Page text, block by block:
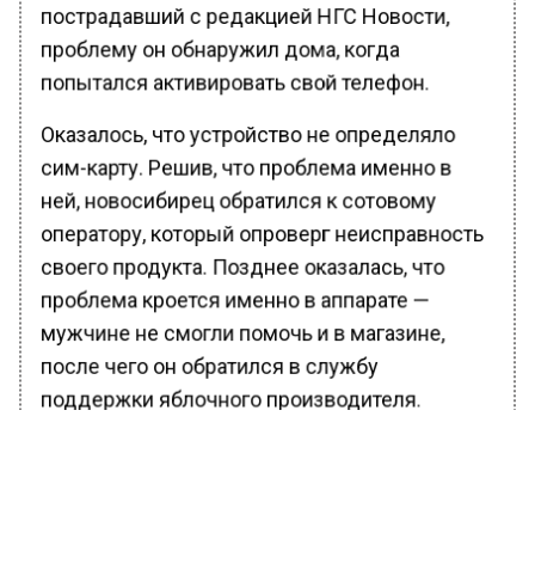
пострадавший с редакцией НГС Новости,
проблему он обнаружил дома, когда
попытался активировать свой телефон.
Оказалось, что устройство не определяло
сим-карту. Решив, что проблема именно в
ней, новосибирец обратился к сотовому
оператору, который опроверг неисправность
своего продукта. Позднее оказалась, что
проблема кроется именно в аппарате —
мужчине не смогли помочь и в магазине,
после чего он обратился в службу
поддержки яблочного производителя.